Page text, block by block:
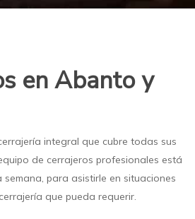
en Abanto y
integral que cubre todas sus
de cerrajeros profesionales está
para asistirle en situaciones
que pueda requerir.